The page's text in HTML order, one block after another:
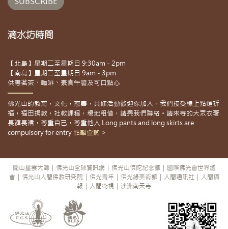
滴水坊時間
【北島】星期二至星期日 9:30am - 2pm
【南島】星期二至星期日 9am - 3pm
供應茗茶、咖啡、素食午餐及可口點心
佛光山的教育，文化，慈善，共修活動歡迎你加入。我們接受線上點燈祈
福，福田捐款，社教課程，場地租借，請與我們聯絡。請來寺的大眾衣著
長褲長裙，尊重自己，尊重他人 Long pants and long skirts are
compulsory for entry 點擊查詢 >
開山星雲大師 佛光山全球資訊網 佛光山佛陀紀念館
國際佛光會世界總
會
佛光山人間佛教研究院 佛光青年 佛光緣美術館 人間通訊社
人間福
報
人間衛視 澳洲南天寺